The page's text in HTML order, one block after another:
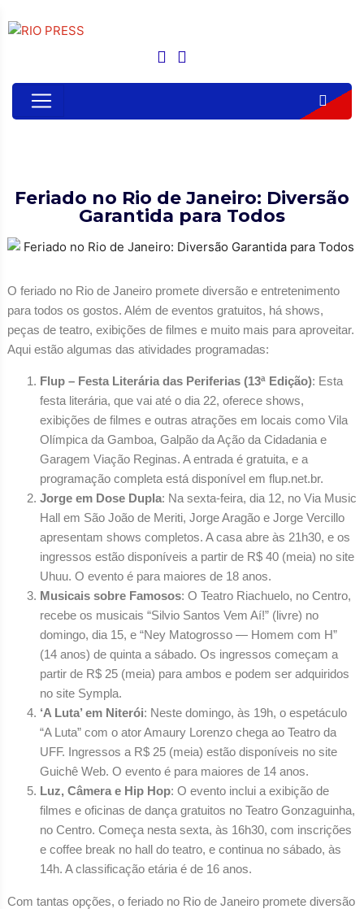
Feriado no Rio de Janeiro: Diversão
Garantida para Todos
O feriado no Rio de Janeiro promete diversão e entretenimento
para todos os gostos. Além de eventos gratuitos, há shows,
peças de teatro, exibições de filmes e muito mais para aproveitar.
Aqui estão algumas das atividades programadas:
Flup – Festa Literária das Periferias (13ª Edição): Esta
festa literária, que vai até o dia 22, oferece shows,
exibições de filmes e outras atrações em locais como Vila
Olímpica da Gamboa, Galpão da Ação da Cidadania e
Garagem Viação Reginas. A entrada é gratuita, e a
programação completa está disponível em flup.net.br.
Jorge em Dose Dupla: Na sexta-feira, dia 12, no Via Music
Hall em São João de Meriti, Jorge Aragão e Jorge Vercillo
apresentam shows completos. A casa abre às 21h30, e os
ingressos estão disponíveis a partir de R$ 40 (meia) no site
Uhuu. O evento é para maiores de 18 anos.
Musicais sobre Famosos: O Teatro Riachuelo, no Centro,
recebe os musicais “Silvio Santos Vem Aí!” (livre) no
domingo, dia 15, e “Ney Matogrosso — Homem com H”
(14 anos) de quinta a sábado. Os ingressos começam a
partir de R$ 25 (meia) para ambos e podem ser adquiridos
no site Sympla.
‘A Luta’ em Niterói: Neste domingo, às 19h, o espetáculo
“A Luta” com o ator Amaury Lorenzo chega ao Teatro da
UFF. Ingressos a R$ 25 (meia) estão disponíveis no site
Guichê Web. O evento é para maiores de 14 anos.
Luz, Câmera e Hip Hop: O evento inclui a exibição de
filmes e oficinas de dança gratuitos no Teatro Gonzaguinha,
no Centro. Começa nesta sexta, às 16h30, com inscrições
e coffee break no hall do teatro, e continua no sábado, às
14h. A classificação etária é de 16 anos.
Com tantas opções, o feriado no Rio de Janeiro promete diversão